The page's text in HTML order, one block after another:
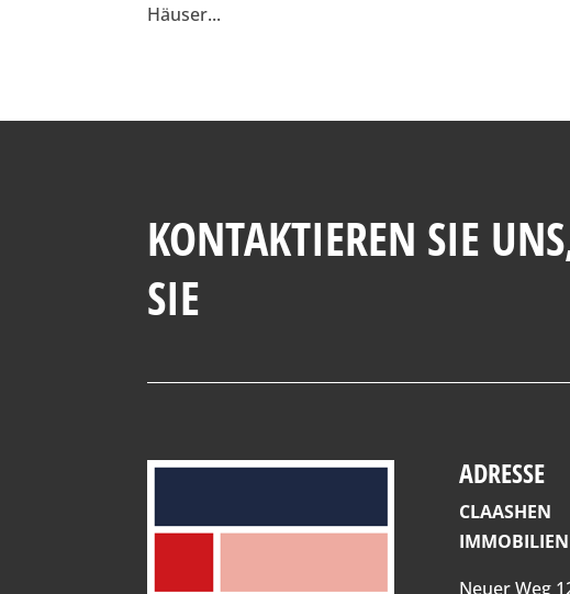
Häuser...
KONTAKTIEREN SIE UNS
SIE
ADRESSE
CLAASHEN
IMMOBILIEN
Neuer Weg